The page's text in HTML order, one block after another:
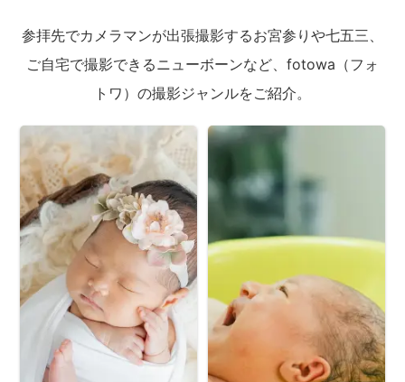
参拝先でカメラマンが出張撮影するお宮参りや七五三、
ご自宅で撮影できるニューボーンなど、fotowa（フォ
トワ）の撮影ジャンルをご紹介。